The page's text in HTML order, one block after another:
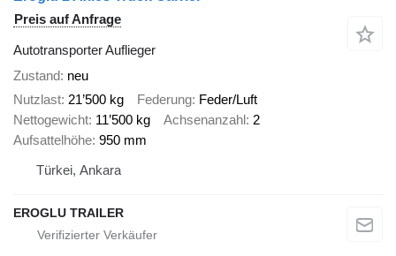
Preis auf Anfrage
Autotransporter Auflieger
Zustand neu
Nutzlast 21’500 kg Federung Feder/Luft
Nettogewicht 11’500 kg Achsenanzahl 2
Aufsattelhöhe 950 mm
Türkei, Ankara
EROGLU TRAILER